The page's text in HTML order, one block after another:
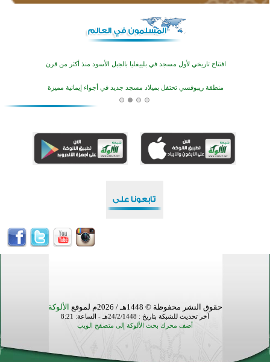
اختتام منافسات قرآنية متميزة في بنغلاديش بمشاركة 3000 متسابق
أكبر مشروع إسلامي في ريف أستراليا يفتتح أبوابه بعد سنوات من العمل والعطاء
اختتام الدورة التاسعة لمسابقة حفظ وتلاوة القرآن الكريم في أزناكاييف
حقوق النشر محفوظة © 1448هـ / 2026م لموقع الألوكة
آخر تحديث للشبكة بتاريخ : 24/2/1448هـ - الساعة: 8:21
أضف محرك بحث الألوكة إلى متصفح الويب